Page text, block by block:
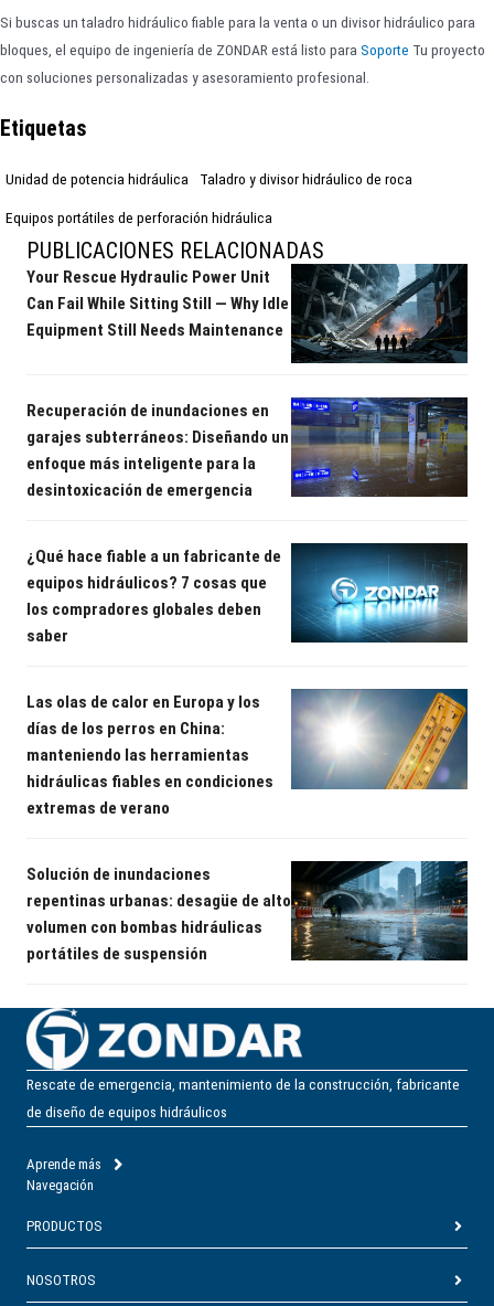
Si buscas un taladro hidráulico fiable para la venta o un divisor hidráulico para
bloques, el equipo de ingeniería de ZONDAR está listo para Soporte Tu proyecto
con soluciones personalizadas y asesoramiento profesional.
Etiquetas
Unidad de potencia hidráulica Taladro y divisor hidráulico de roca
Equipos portátiles de perforación hidráulica
PUBLICACIONES RELACIONADAS
Your Rescue Hydraulic Power Unit
Can Fail While Sitting Still — Why Idle
Equipment Still Needs Maintenance
Recuperación de inundaciones en
garajes subterráneos: Diseñando un
enfoque más inteligente para la
desintoxicación de emergencia
¿Qué hace fiable a un fabricante de
equipos hidráulicos? 7 cosas que
los compradores globales deben
saber
Las olas de calor en Europa y los
días de los perros en China:
manteniendo las herramientas
hidráulicas fiables en condiciones
extremas de verano
Solución de inundaciones
repentinas urbanas: desagüe de alto
volumen con bombas hidráulicas
portátiles de suspensión
Rescate de emergencia, mantenimiento de la construcción, fabricante
de diseño de equipos hidráulicos
Aprende más
Navegación
PRODUCTOS
NOSOTROS